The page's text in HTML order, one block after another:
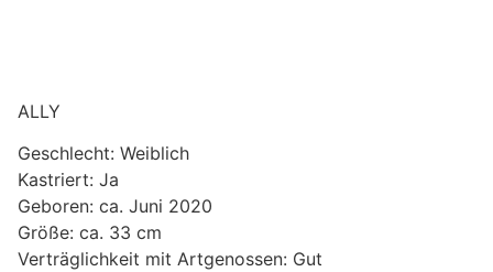
ALLY
Geschlecht: Weiblich
Kastriert: Ja
Geboren: ca. Juni 2020
Größe: ca. 33 cm
Verträglichkeit mit Artgenossen: Gut